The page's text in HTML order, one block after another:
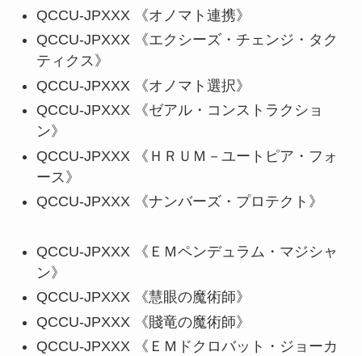
QCCU-JPXXX 《オノマト連携》
QCCU-JPXXX 《エクシーズ・チェンジ・タク
ティクス》
QCCU-JPXXX 《オノマト選択》
QCCU-JPXXX 《ゼアル・コンストラクショ
ン》
QCCU-JPXXX 《ＨＲＵＭ－ユートピア・フォ
ース》
QCCU-JPXXX 《ナンバーズ・プロテクト》
QCCU-JPXXX 《ＥＭペンデュラム・マジシャ
ン》
QCCU-JPXXX 《慧眼の魔術師》
QCCU-JPXXX 《賤竜の魔術師》
QCCU-JPXXX 《ＥＭドクロバット・ジョーカ